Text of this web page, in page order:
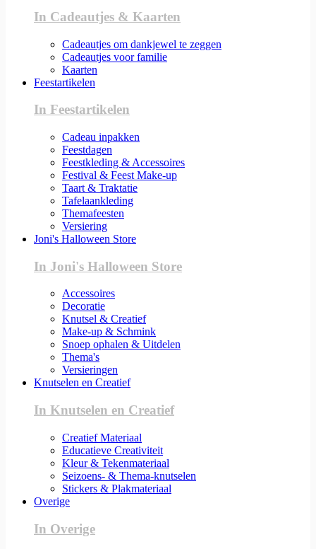
In Cadeautjes & Kaarten
Cadeautjes om dankjewel te zeggen
Cadeautjes voor familie
Kaarten
Feestartikelen
In Feestartikelen
Cadeau inpakken
Feestdagen
Feestkleding & Accessoires
Festival & Feest Make-up
Taart & Traktatie
Tafelaankleding
Themafeesten
Versiering
Joni's Halloween Store
In Joni's Halloween Store
Accessoires
Decoratie
Knutsel & Creatief
Make-up & Schmink
Snoep ophalen & Uitdelen
Thema's
Versieringen
Knutselen en Creatief
In Knutselen en Creatief
Creatief Materiaal
Educatieve Creativiteit
Kleur & Tekenmateriaal
Seizoens- & Thema-knutselen
Stickers & Plakmateriaal
Overige
In Overige